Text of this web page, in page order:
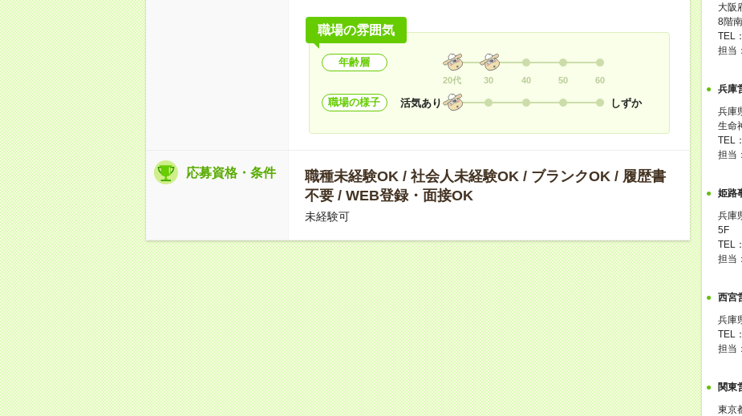
職場の雰囲気
年齢層
20代 30 40 50 60
職場の様子 活気あり しずか
応募資格・条件
職種未経験OK / 社会人未経験OK / ブランクOK / 履歴書
不要 / WEB登録・面接OK
未経験可
大阪
8階南
TEL
担当
兵庫
兵庫
生命
TEL
担当
姫路
兵庫
5F
TEL
担当
西宮
兵庫
TEL
担当
関東
東京